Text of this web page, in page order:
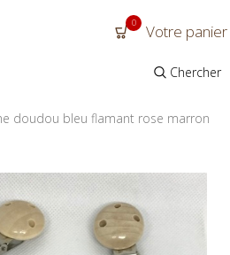
0 Votre panier
Chercher
doudou bleu flamant rose marron